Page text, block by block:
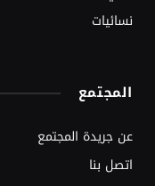
نسائيات
المجتمع
عن جريدة المجتمع
اتصل بنا